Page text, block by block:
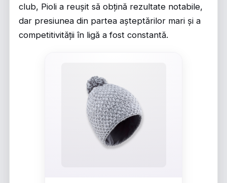
club, Pioli a reușit să obțină rezultate notabile,
dar presiunea din partea așteptărilor mari și a
competitivității în ligă a fost constantă.